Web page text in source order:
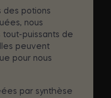
des potions
nous
puissants de
peuvent
pour nous
par synthèse